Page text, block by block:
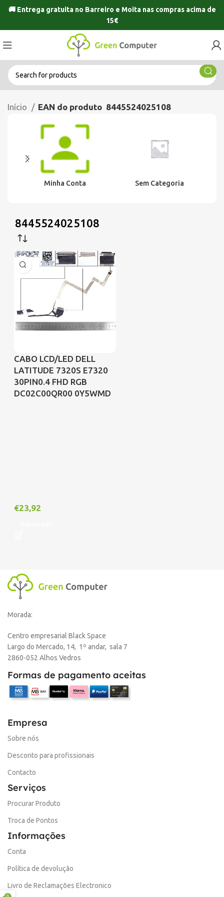
🚚 Entrega gratuita no Barreiro e Moitanas compras acima de
15€
Início EAN do produto 8445524025108
Minha Conta Sem Categoria
8445524025108
CABO LCD/LED DELL
LATITUDE 7320S E7320
30PIN0.4 FHD RGB
DC02C00QR00 0Y5WMD
€23,92
Morada:
Centro empresarial Black Space
Largo do Mercado, 14, 1º andar, sala 7
2860-052 Alhos Vedros
Formas de pagamento aceitas
Empresa
Sobre nós
Desconto para profissionais
Contacto
Serviços
Procurar Produto
Troca de Pontos
Informações
Conta
Política de devolução
Livro de Reclamações Electronico